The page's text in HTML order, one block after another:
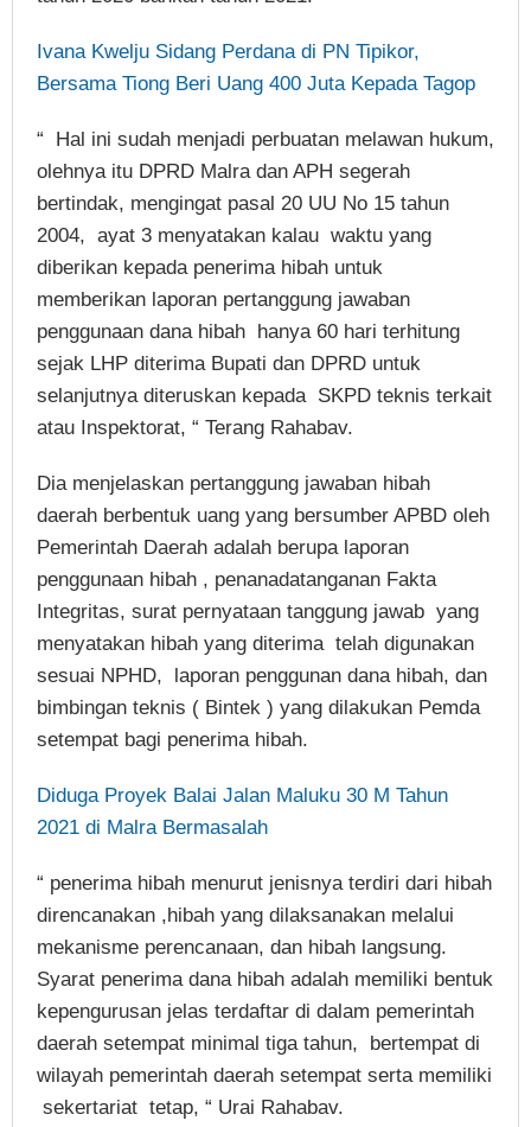
Ivana Kwelju Sidang Perdana di PN Tipikor,
Bersama Tiong Beri Uang 400 Juta Kepada Tagop
“ Hal ini sudah menjadi perbuatan melawan hukum,
olehnya itu DPRD Malra dan APH segerah
bertindak, mengingat pasal 20 UU No 15 tahun
2004, ayat 3 menyatakan kalau waktu yang
diberikan kepada penerima hibah untuk
memberikan laporan pertanggung jawaban
penggunaan dana hibah hanya 60 hari terhitung
sejak LHP diterima Bupati dan DPRD untuk
selanjutnya diteruskan kepada SKPD teknis terkait
atau Inspektorat, “ Terang Rahabav.
Dia menjelaskan pertanggung jawaban hibah
daerah berbentuk uang yang bersumber APBD oleh
Pemerintah Daerah adalah berupa laporan
penggunaan hibah , penanadatanganan Fakta
Integritas, surat pernyataan tanggung jawab yang
menyatakan hibah yang diterima telah digunakan
sesuai NPHD, laporan penggunan dana hibah, dan
bimbingan teknis ( Bintek ) yang dilakukan Pemda
setempat bagi penerima hibah.
Diduga Proyek Balai Jalan Maluku 30 M Tahun
2021 di Malra Bermasalah
“ penerima hibah menurut jenisnya terdiri dari hibah
direncanakan ,hibah yang dilaksanakan melalui
mekanisme perencanaan, dan hibah langsung.
Syarat penerima dana hibah adalah memiliki bentuk
kepengurusan jelas terdaftar di dalam pemerintah
daerah setempat minimal tiga tahun, bertempat di
wilayah pemerintah daerah setempat serta memiliki
sekertariat tetap, “ Urai Rahabav.